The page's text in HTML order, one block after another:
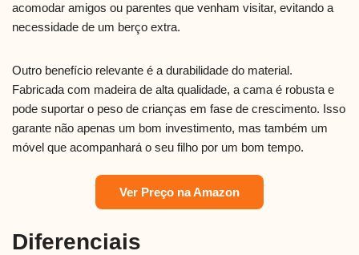
acomodar amigos ou parentes que venham visitar, evitando a
necessidade de um berço extra.
Outro benefício relevante é a durabilidade do material.
Fabricada com madeira de alta qualidade, a cama é robusta e
pode suportar o peso de crianças em fase de crescimento. Isso
garante não apenas um bom investimento, mas também um
móvel que acompanhará o seu filho por um bom tempo.
Ver Preço na Amazon
Diferenciais